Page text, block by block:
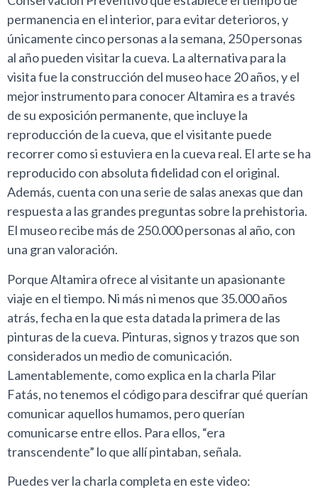
permanencia en el interior, para evitar deterioros, y
únicamente cinco personas a la semana, 250 personas
al año pueden visitar la cueva. La alternativa para la
visita fue la construcción del museo hace 20 años, y el
mejor instrumento para conocer Altamira es a través
de su exposición permanente, que incluye la
reproducción de la cueva, que el visitante puede
recorrer como si estuviera en la cueva real. El arte se ha
reproducido con absoluta fidelidad con el original.
Además, cuenta con una serie de salas anexas que dan
respuesta a las grandes preguntas sobre la prehistoria.
El museo recibe más de 250.000 personas al año, con
una gran valoración.
Porque Altamira ofrece al visitante un apasionante
viaje en el tiempo. Ni más ni menos que 35.000 años
atrás, fecha en la que esta datada la primera de las
pinturas de la cueva. Pinturas, signos y trazos que son
considerados un medio de comunicación.
Lamentablemente, como explica en la charla Pilar
Fatás, no tenemos el código para descifrar qué querían
comunicar aquellos humamos, pero querían
comunicarse entre ellos. Para ellos, “era
transcendente” lo que allí pintaban, señala.
Puedes ver la charla completa en este video: